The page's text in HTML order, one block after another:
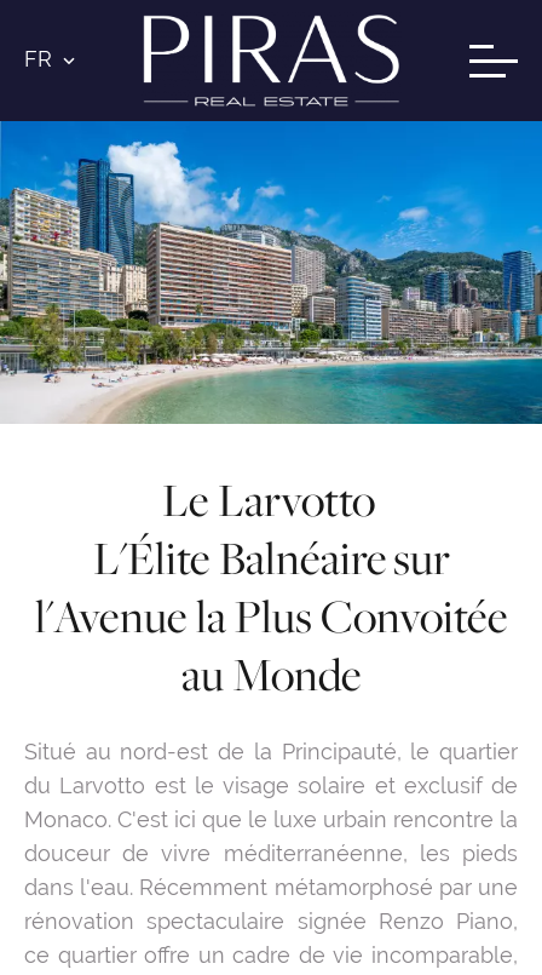
FR
Le Larvotto
L'Élite Balnéaire sur
l'Avenue la Plus Convoitée
au Monde
Situé au nord-est de la Principauté, le quartier
du Larvotto est le visage solaire et exclusif de
Monaco. C'est ici que le luxe urbain rencontre la
douceur de vivre méditerranéenne, les pieds
dans l'eau. Récemment métamorphosé par une
rénovation spectaculaire signée Renzo Piano,
ce quartier offre un cadre de vie incomparable,